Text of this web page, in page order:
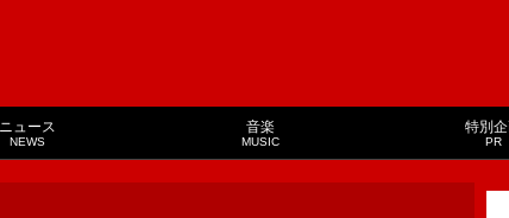
ニュース
NEWS
音楽
MUSIC
特別
PR